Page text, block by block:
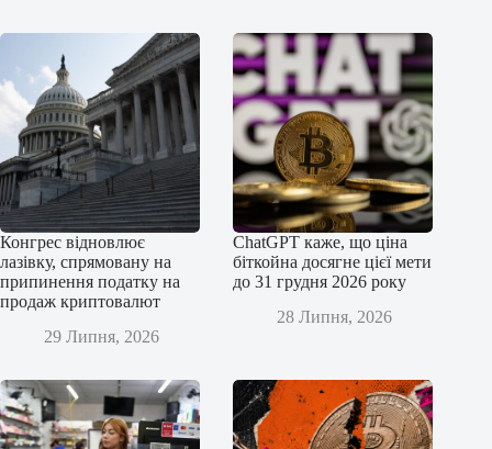
Конгрес відновлює
лазівку, спрямовану на
припинення податку на
продаж криптовалют
29 Липня, 2026
ChatGPT каже, що ціна
біткойна досягне цієї мети
до 31 грудня 2026 року
28 Липня, 2026